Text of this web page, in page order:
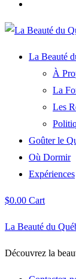
La Beauté
À
La
Les
Goûter le
Où Dormir
Expériences
$0.00 Cart
La Beauté du
Découvrez la